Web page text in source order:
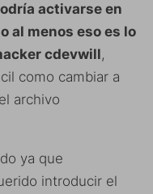
activarse en
al menos eso es lo
cdevwill,
como cambiar a
archivo
ya que
introducir el